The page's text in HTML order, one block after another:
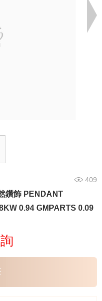
409
鑽飾 PENDANT
0.94 GMPARTS 0.09